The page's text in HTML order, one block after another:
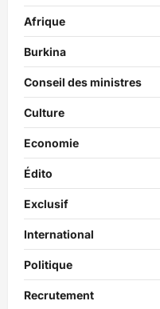
Afrique
Burkina
Conseil des ministres
Culture
Economie
Édito
Exclusif
International
Politique
Recrutement